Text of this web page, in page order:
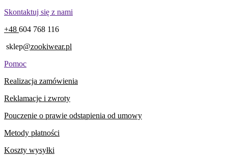
Skontaktuj się z nami
+48 604 768 116
sklep@zookiwear.pl
Pomoc
Realizacja zamówienia
Reklamacje i zwroty
Pouczenie o prawie odstąpienia od umowy
Metody płatności
Koszty wysyłki